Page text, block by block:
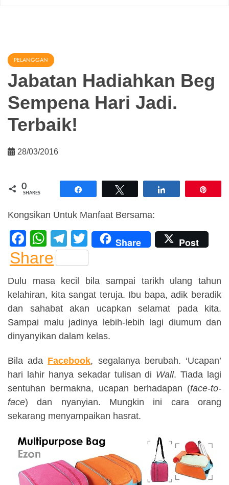
PELANGGAN
Jabatan Hadiahkan Beg
Sempena Hari Jadi.
Terbaik!
28/03/2016
0
SHARES
Kongsikan Untuk Manfaat Bersama:
F
a
c
e
b
o
o
W
h
at
s
A
p
p
T
el
e
gr
a
m
T
wi
tt
er
Share Post
Share
Dulu masa kecil bila sampai tarikh ulang tahun
kelahiran, kita sangat teruja. Ibu bapa, adik beradik
dan sahabat akan ucapkan selamat pada kita.
Sampai malu jadinya lebih-lebih lagi diumum dan
dinyanyikan dalam kelas.
Bila ada Facebook, segalanya berubah. ‘Ucapan’
hari lahir hanya sekadar tulisan di Wall. Tiada lagi
sentuhan bermakna, ucapan berhadapan (face-to-
face) dan nyanyian. Mungkin ini cara orang
sekarang menyampaikan hasrat.